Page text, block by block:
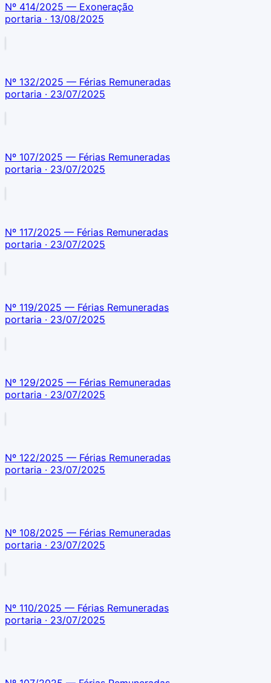
Nº 414/2025 — Exoneração
portaria · 13/08/2025
Nº 132/2025 — Férias Remuneradas
portaria · 23/07/2025
Nº 107/2025 — Férias Remuneradas
portaria · 23/07/2025
Nº 117/2025 — Férias Remuneradas
portaria · 23/07/2025
Nº 119/2025 — Férias Remuneradas
portaria · 23/07/2025
Nº 129/2025 — Férias Remuneradas
portaria · 23/07/2025
Nº 122/2025 — Férias Remuneradas
portaria · 23/07/2025
Nº 108/2025 — Férias Remuneradas
portaria · 23/07/2025
Nº 110/2025 — Férias Remuneradas
portaria · 23/07/2025